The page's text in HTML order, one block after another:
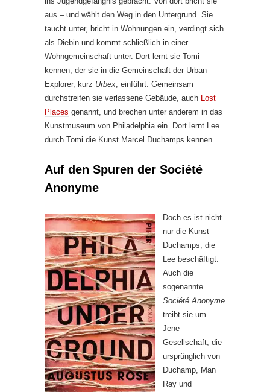
aus – und wählt den Weg in den Untergrund. Sie
taucht unter, bricht in Wohnungen ein, verdingt sich
als Diebin und kommt schließlich in einer
Wohngemeinschaft unter. Dort lernt sie Tomi
kennen, der sie in die Gemeinschaft der Urban
Explorer, kurz Urbex , einführt. Gemeinsam
durchstreifen sie verlassene Gebäude, auch
Lost
Places genannt, und brechen unter anderem in das
Kunstmuseum von Philadelphia ein. Dort lernt Lee
durch Tomi die Kunst Marcel Duchamps kennen.
Auf den Spuren der Société
Anonyme
Doch es ist nicht
nur die Kunst
Duchamps, die
Lee beschäftigt.
Auch die
sogenannte
Société Anonyme
treibt sie um.
Jene
Gesellschaft, die
ursprünglich von
Duchamp, Man
Ray und